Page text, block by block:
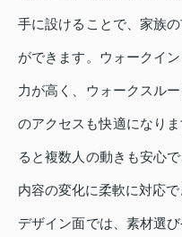
手に設けることで、家族
ができます。ウォークイ
力が高く、ウォークスル
のアクセスも快適になり
ると複数人の動きも安心
内容の変化に柔軟に対応
デザイン面では、素材選